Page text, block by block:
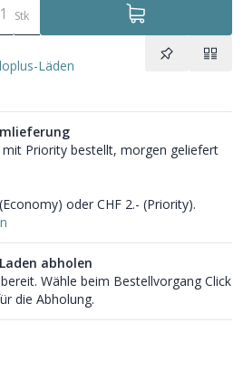
Stk
Läden
mit Priority bestellt, morgen geliefert
oder CHF 2.- (Priority).
abholen
Wähle beim Bestellvorgang Click
die Abholung.